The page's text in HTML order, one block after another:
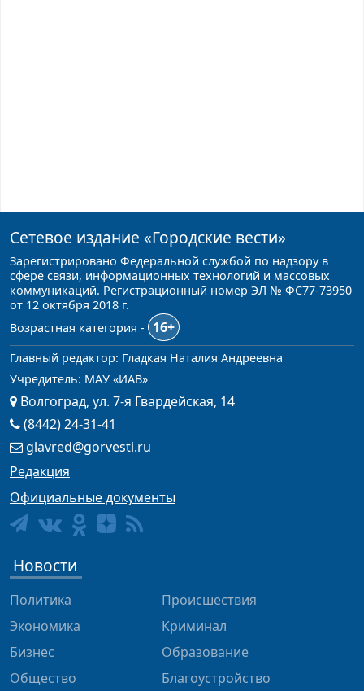
Сетевое издание «Городские вести»
Зарегистрировано Федеральной службой по надзору в
сфере связи, информационных технологий и массовых
коммуникаций. Регистрационный номер ЭЛ № ФС77-73950
от 12 октября 2018 г.
Возрастная категория -
16+
Главный редактор: Гладкая Наталия Андреевна
Учредитель: МАУ «ИАВ»
Волгоград, ул. 7-я Гвардейская, 14
(8442) 24-31-41
glavred@gorvesti.ru
Редакция
Официальные документы
Новости
Политика
Экономика
Бизнес
Общество
Происшествия
Криминал
Образование
Благоустройство